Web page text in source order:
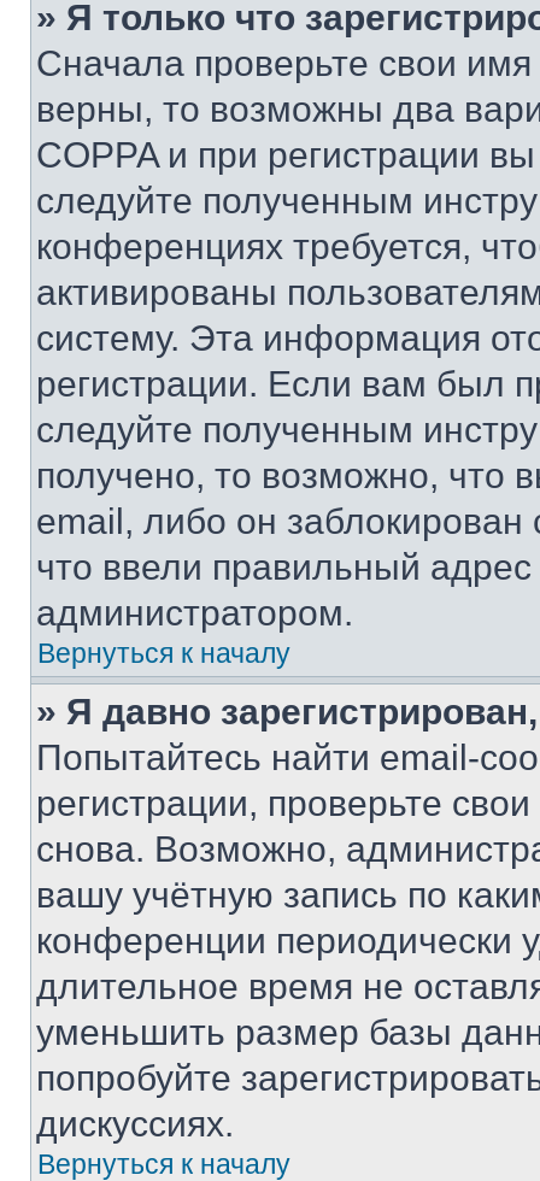
» Я только что
Сначала проверьте свои
верны, то возможны два
COPPA и при регистрации
следуйте полученным
конференциях требуется,
активированы
систему. Эта информация
регистрации. Если вам был
следуйте полученным
получено, то возможно, что
email, либо он
что ввели правильный адрес
администратором.
Вернуться к началу
» Я давно
Попытайтесь найти email-
регистрации, проверьте
снова. Возможно,
вашу учётную запись по
конференции периодически
длительное время не
уменьшить размер базы
попробуйте
дискуссиях.
Вернуться к началу